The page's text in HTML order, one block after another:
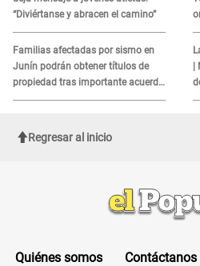
“Diviértanse y abracen el camino”
Familias afectadas por sismo en
Junín podrán obtener títulos de
propiedad tras importante acuerdo
de Cofopri
|
Regresar al inicio
Quiénes somos Contáctanos